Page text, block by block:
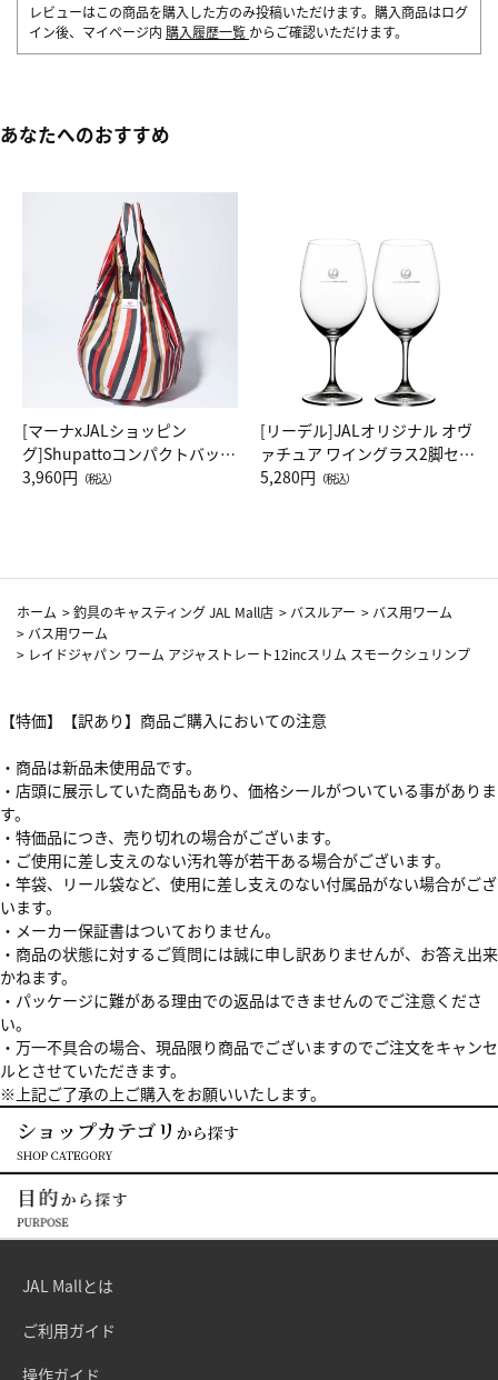
レビューはこの商品を購入した方のみ投稿いただけます。購入商品はログ
イン後、マイページ内 購入履歴一覧 からご確認いただけます。
あなたへのおすすめ
[マーナxJALショッピン
グ]Shupattoコンパクトバッグ
Drop JAL客室乗務員（LC）ス
3,960円 （税込）
[リーデル]JALオリジナル オヴ
ァチュア ワイングラス2脚セッ
ト（レッドワイン）
5,280円 （税込）
ホーム >釣具のキャスティング JAL Mall店 > バスルアー > バス用ワーム
> バス用ワーム
> レイドジャパン ワーム アジャストレート12incスリム スモークシュリンプ
【特価】【訳あり】商品ご購入においての注意
・商品は新品未使用品です。
・店頭に展示していた商品もあり、価格シールがついている事がありま
す。
・特価品につき、売り切れの場合がございます。
・ご使用に差し支えのない汚れ等が若干ある場合がございます。
・竿袋、リール袋など、使用に差し支えのない付属品がない場合がござ
います。
・メーカー保証書はついておりません。
・商品の状態に対するご質問には誠に申し訳ありませんが、お答え出来
かねます。
・パッケージに難がある理由での返品はできませんのでご注意くださ
い。
・万一不具合の場合、現品限り商品でございますのでご注文をキャンセ
ルとさせていただきます。
※上記ご了承の上ご購入をお願いいたします。
JAL Mallとは
ご利用ガイド
操作ガイド